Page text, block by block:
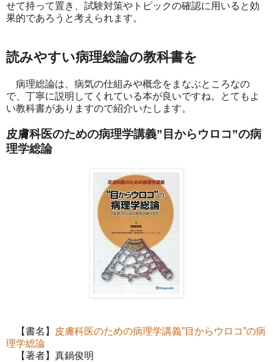
せて持って置き、試験対策やトピックの確認に用いると効
果的であろうと考えられます。
読みやすい病理総論の教科書を
病理総論は、病気の仕組みや概念をまなぶところなの
で、丁寧に説明してくれている本が良いですね。とてもよ
い教科書がありますので紹介いたします。
皮膚科医のための病理学講義”目からウロコ”の病
理学総論
【書名】
皮膚科医のための病理学講義”目からウロコ”の病
理学総論
【著者】真鍋俊明